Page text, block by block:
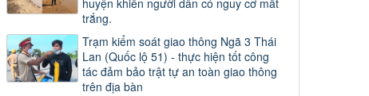
huyện khiến người dân có nguy cơ mất
trắng.
Trạm kiểm soát giao thông Ngã 3 Thái
Lan (Quốc lộ 51) - thực hiện tốt công
tác đảm bảo trật tự an toàn giao thông
trên địa bàn